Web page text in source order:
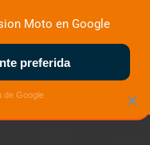
MOTOS ELÉCTRICAS
×
Moto en Google
preferida
de Google